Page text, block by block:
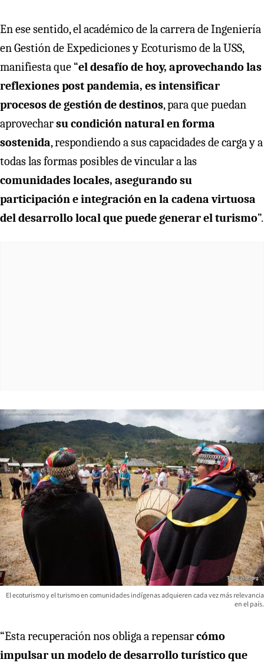
En ese sentido, el académico de la carrera de Ingeniería
en Gestión de Expediciones y Ecoturismo de la USS,
manifiesta que “el desafío de hoy, aprovechando las
reflexiones post pandemia, es intensificar
procesos de gestión de destinos, para que puedan
aprovecharsu condición natural en forma
sostenida, respondiendo a sus capacidades de carga y a
todas las formas posibles de vincular a las
comunidades locales, asegurando su
participación e integración en la cadena virtuosa
del desarrollo local que puede generar el turismo”.
El ecoturismo y el turismo en comunidades indígenas adquieren cada vez más relevancia
en el país.
“Esta recuperación nos obliga a repensarcómo
impulsar un modelo de desarrollo turístico que